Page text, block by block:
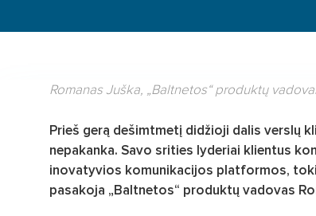
Romanas Juška, „Baltnetos“ produktų
Prieš gerą dešimtmetį didžioji dalis verslų
nepakanka. Savo srities lyderiai klientus
inovatyvios komunikacijos platformos,
pasakoja „Baltnetos“ produktų vadovas